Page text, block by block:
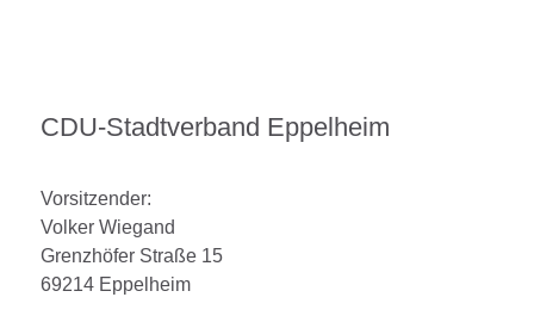
CDU-Stadtverband Eppelheim
Vorsitzender:
Volker Wiegand
Grenzhöfer Straße 15
69214 Eppelheim